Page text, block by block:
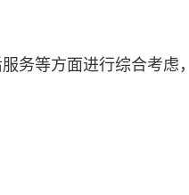
务等方面进行综合考虑